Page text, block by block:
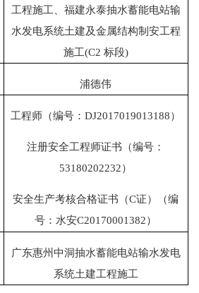
工程施工、福建永泰抽水蓄能电站输
水发电系统土建及金属结构制安工程
施工(C2 标段)
浦德伟
工程师（编号： DJ2017019013188）
注册安全工程师证书（编号：
53180202232）
安全生产考核合格证书（C证）（编
号：水安C20170001382）
广东惠州中洞抽水蓄能电站输水发电
系统土建工程施工